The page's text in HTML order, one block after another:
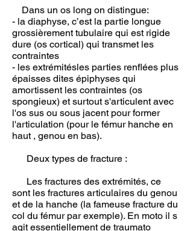
Dans un os long on distingue:
- la diaphyse, c’est la partie longue
grossièrement tubulaire qui est rigide
dure (os cortical) qui transmet les
contraintes
- les extrémitésles parties renflées plus
épaisses dites épiphyses qui
amortissent les contraintes (os
spongieux) et surtout s'articulent avec
l'os sus ou sous jacent pour former
l'articulation (pour le fémur hanche en
haut , genou en bas).
Deux types de fracture :
Les fractures des extrémités, ce
sont les fractures articulaires du genou
et de la hanche (la fameuse fracture du
col du fémur par exemple). En moto il s
agit essentiellement de traumato